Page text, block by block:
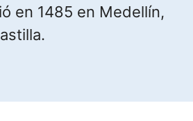
en 1485 en Medellín,